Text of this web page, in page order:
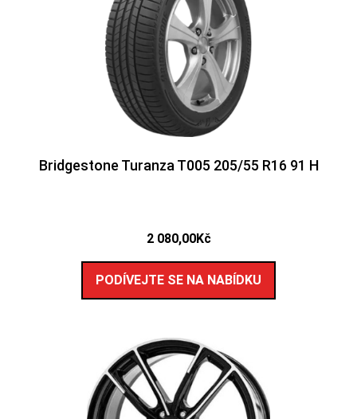
Bridgestone Turanza T005 205/55 R16 91 H
2 080,00Kč
PODÍVEJTE SE NA NABÍDKU